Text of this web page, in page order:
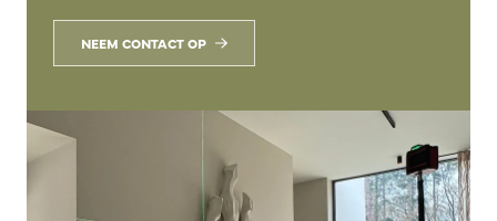
NEEM CONTACT OP